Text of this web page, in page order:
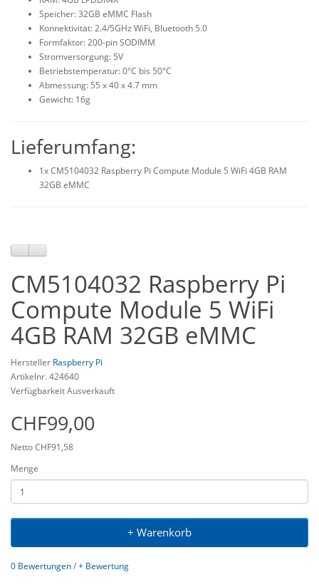
Speicher: 32GB eMMC Flash
Konnektivität: 2.4/5GHz WiFi, Bluetooth 5.0
Formfaktor: 200-pin SODIMM
Stromversorgung: 5V
Betriebstemperatur: 0°C bis 50°C
Abmessung: 55 x 40 x 4.7 mm
Gewicht: 16g
Lieferumfang:
1x CM5104032 Raspberry Pi Compute Module 5 WiFi 4GB RAM
32GB eMMC
CM5104032 Raspberry Pi
Compute Module 5 WiFi
4GB RAM 32GB eMMC
Hersteller Raspberry Pi
Artikelnr. 424640
Verfügbarkeit Ausverkauft
CHF99,00
Netto CHF91,58
Menge
+ Warenkorb
0 Bewertungen/+ Bewertung